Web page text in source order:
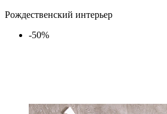
Рождественский интерьер
-50%